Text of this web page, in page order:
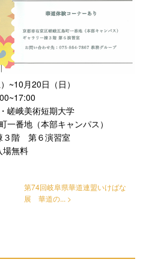
~10月20日（日）
嵯峨美術短期大学
一番地（本部キャンパス）
３階 第６演習室
場無料
第74回岐阜県華道連盟いけばな
展 華道の... >